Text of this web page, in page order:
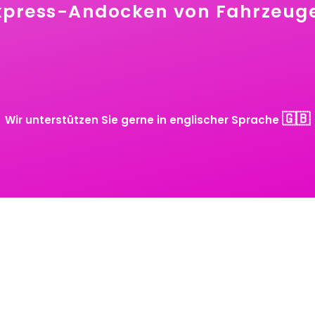
Andocken von
Wir unterstützen Sie gerne in englischer Sprache🇬🇧